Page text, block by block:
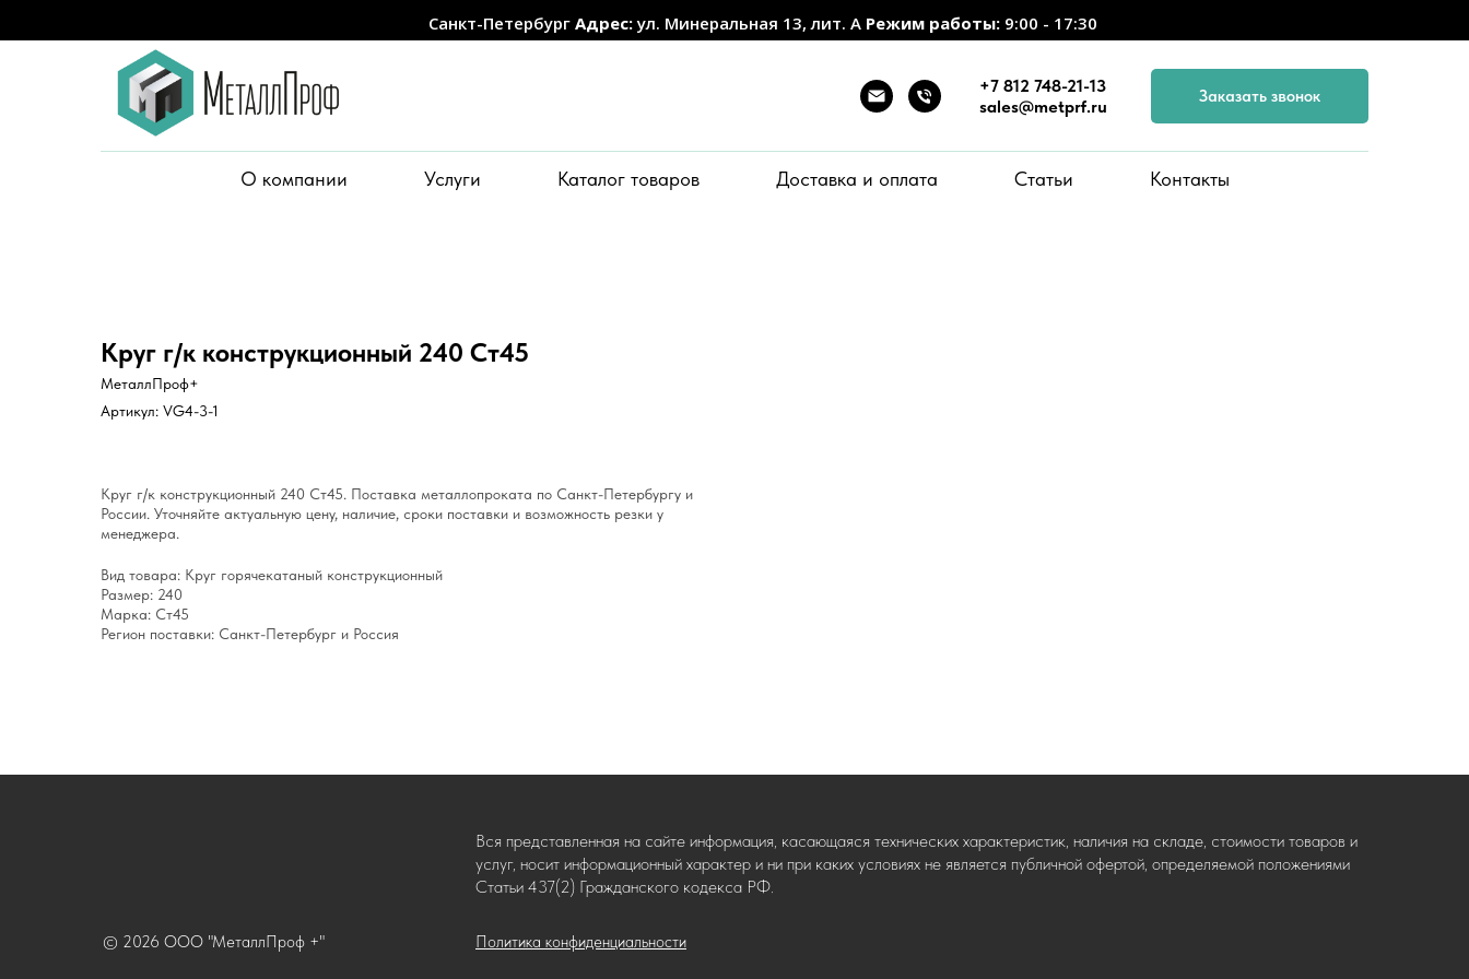
Санкт-Петербург Адрес:ул. Минеральная 13, лит. А Режим работы: 9:00 - 17:30
+7 812 748-21-13
sales@metprf.ru
Заказать звонок
О компании Услуги Каталог товаров Доставка и оплата Статьи Контакты
Круг г/к конструкционный 240 Ст45
МеталлПроф+
Артикул: VG4-3-1
Круг г/к конструкционный 240 Ст45. Поставка металлопроката по Санкт-Петербургу и
России. Уточняйте актуальную цену, наличие, сроки поставки и возможность резки у
менеджера.
Вид товара: Круг горячекатаный конструкционный
Размер: 240
Марка: Ст45
Регион поставки: Санкт-Петербург и Россия
Политика конфиденциальности
© 2026 ООО "МеталлПроф +"
Вся представленная на сайте информация, касающаяся технических характеристик, наличия на складе, стоимости товаров и
услуг, носит информационный характер и ни при каких условиях не является публичной офертой, определяемой положениями
Статьи 437(2) Гражданского кодекса РФ.